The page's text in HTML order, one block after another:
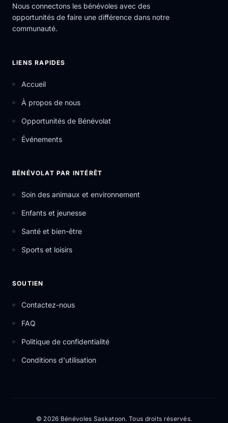
Nous connectons les bénévoles avec des
opportunités de faire une différence dans notre
communauté.
LIENS RAPIDES
Accueil
À propos de nous
Opportunités de Bénévolat
Événements
BÉNÉVOLAT PAR INTÉRÊT
Soin des animaux et environnement
Enfants et jeunesse
Santé et bien-être
Sports et loisirs
SOUTIEN
Contactez-nous
FAQ
Politique de confidentialité
Conditions d'utilisation
© 2026 Bénévoles Saskatoon. Tous droits réservés.